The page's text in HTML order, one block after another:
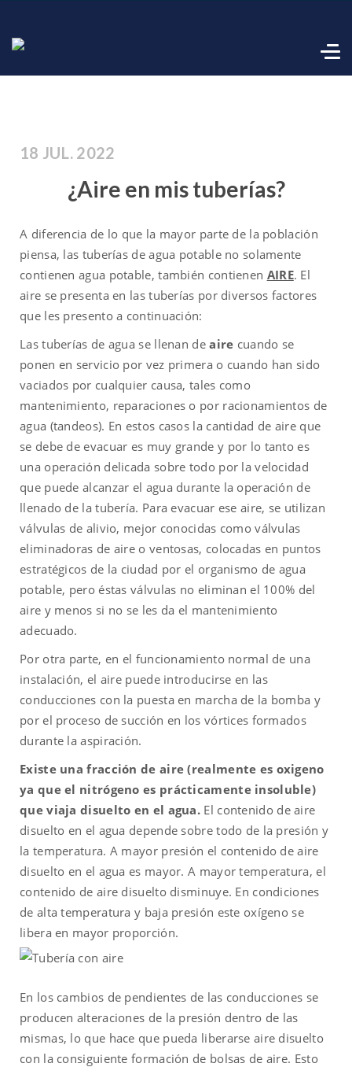
18 JUL. 2022
¿Aire en mis tuberías?
A diferencia de lo que la mayor parte de la población
piensa, las tuberías de agua potable no solamente
contienen agua potable, también contienen AIRE. El
aire se presenta en las tuberías por diversos factores
que les presento a continuación:
Las tuberías de agua se llenan deaire cuando se
ponen en servicio por vez primera o cuando han sido
vaciados por cualquier causa, tales como
mantenimiento, reparaciones o por racionamientos de
agua (tandeos). En estos casos la cantidad de aire que
se debe de evacuar es muy grande y por lo tanto es
una operación delicada sobre todo por la velocidad
que puede alcanzar el agua durante la operación de
llenado de la tubería. Para evacuar ese aire, se utilizan
válvulas de alivio, mejor conocidas como válvulas
eliminadoras de aire o ventosas, colocadas en puntos
estratégicos de la ciudad por el organismo de agua
potable, pero éstas válvulas no eliminan el 100% del
aire y menos si no se les da el mantenimiento
adecuado.
Por otra parte, en el funcionamiento normal de una
instalación, el aire puede introducirse en las
conducciones con la puesta en marcha de la bomba y
por el proceso de succión en los vórtices formados
durante la aspiración.
Existe una fracción de aire (realmente es oxigeno
ya que el nitrógeno es prácticamente insoluble)
que viaja disuelto en el agua. El contenido de aire
disuelto en el agua depende sobre todo de la presión y
la temperatura. A mayor presión el contenido de aire
disuelto en el agua es mayor. A mayor temperatura, el
contenido de aire disuelto disminuye. En condiciones
de alta temperatura y baja presión este oxígeno se
libera en mayor proporción.
En los cambios de pendientes de las conducciones se
producen alteraciones de la presión dentro de las
mismas, lo que hace que pueda liberarse aire disuelto
con la consiguiente formación de bolsas de aire. Esto